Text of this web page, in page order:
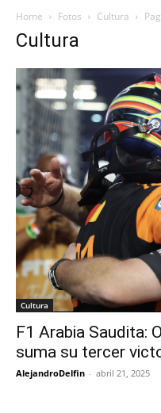
Home Fotos Cultura
Cultura
Cultura
F1 Arabia Saudita:
suma su tercer
AlejandroDelfin - abril 21, 2025